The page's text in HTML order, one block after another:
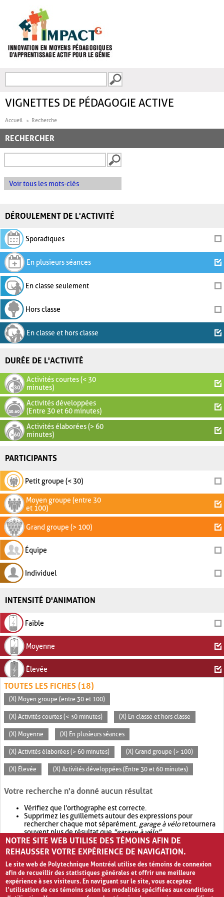
FORMULAIRE DE
VIGNETTES DE PÉDAGOGIE ACTIVE
Accueil Recherche
RECHERCHER
Voir tous les mots-clés
DÉROULEMENT DE L'ACTIVITÉ
Sporadiques
En plusieurs séances
En classe seulement
Hors classe
En classe et hors classe
DURÉE DE L'ACTIVITÉ
Activités courtes (< 30
minutes)
Activités développées
(Entre 30 et 60 minutes)
Activités élaborées (> 60
minutes)
PARTICIPANTS
Petit groupe (< 30)
Moyen groupe (entre 30
et 100)
Grand groupe (> 100)
Équipe
Individuel
INTENSITÉ D'ANIMATION
Faible
Moyenne
Élevée
TOUTES LES FICHES (18)
(X) Moyen groupe (entre 30 et 100)
(X) Activités courtes (< 30 minutes) (X) En classe et hors classe
(X) Moyenne (X) En plusieurs séances
(X) Activités élaborées (> 60 minutes) (X) Grand groupe (> 100)
(X) Élevée (X) Activités développées (Entre 30 et 60 minutes)
Votre recherche n'a donné aucun résultat
Vérifiez que l'orthographe est correcte.
Supprimez les guillemets autour des expressions pour
rechercher chaque mot séparément. garage à véloretournera
souvent plus de résultat que"garage à vélo".
Envisagez d'élargir votre recherche avec OR.garage OR vélo
retournera souvent plus de résultat quegarage à vélo
NOTRE SITE WEB UTILISE DES TÉMOINS AFIN DE
REHAUSSER VOTRE EXPÉRIENCE DE NAVIGATION.
Le site web de Polytechnique Montréal utilise des témoins de connexion
afin de recueillir des statistiques générales et offrir une meilleure
expérience à ses visiteurs. En naviguant sur le site, vous acceptez
l’utilisation de ces témoins selon les modalités spécifiées aux conditions